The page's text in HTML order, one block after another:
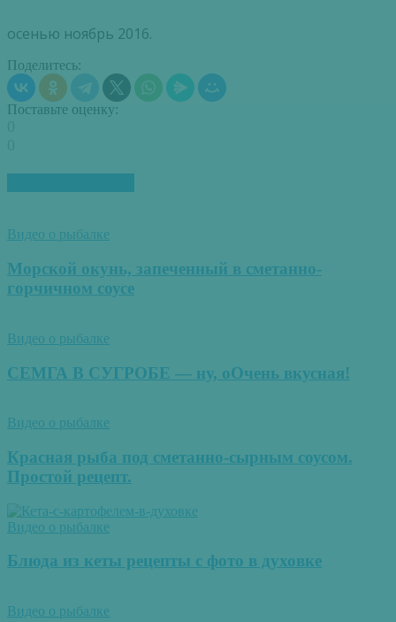
осенью ноябрь 2016.
Поделитесь:
Поставьте оценку:
Видео о рыбалке
Морской окунь, запеченный в сметанно-
горчичном соусе
Видео о рыбалке
СЕМГА В СУГРОБЕ — ну, оОчень вкусная!
Видео о рыбалке
Красная рыба под сметанно-сырным соусом.
Простой рецепт.
Видео о рыбалке
Блюда из кеты рецепты с фото в духовке
Видео о рыбалке